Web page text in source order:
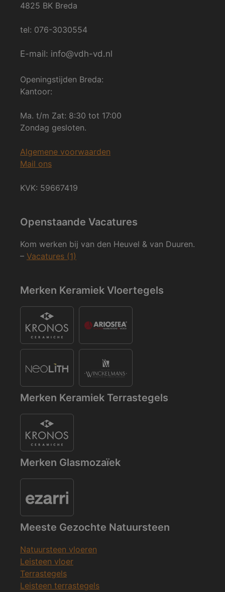
4825 BK Breda
tel: 076-3030554
E-mail: info@vdh-vd.nl
Openingstijden Breda:
Kantoor:
Ma. t/m Zat: 8:30 tot 17:00
Zondag gesloten.
Algemene voorwaarden
Mail ons
KVK: 59667419
Openstaande Vacatures
Kom werken bij van den Heuvel & van Duuren.
– Vacatures (1)
Merken Keramiek Vloertegels
Merken Keramiek Terrastegels
Merken Glasmozaïek
Meeste Gezochte Natuursteen
Natuursteen vloeren
Leisteen vloer
Terrastegels
Leisteen terrastegels